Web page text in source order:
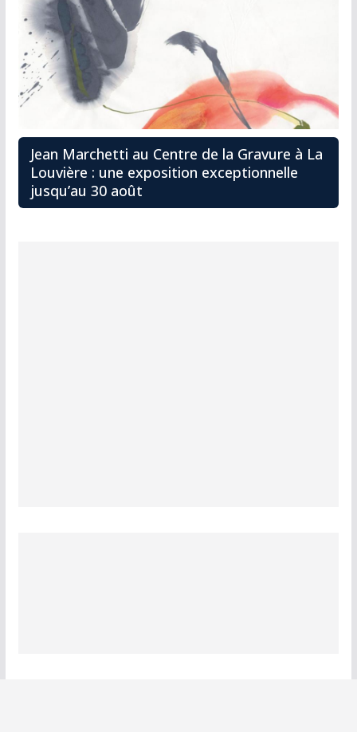
Jean Marchetti au Centre de la Gravure à La
Louvière : une exposition exceptionnelle
jusqu’au 30 août